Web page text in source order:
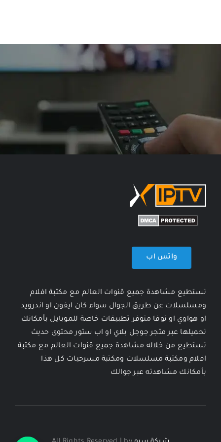
واتس اب
تستطيع مشاهدة جميع قنوات العالم مع مكتبة افلام
ومسلسلات عن طريق الجوال سواء كان ايفون او اندرويد
او هواوي او نوفا متوفر تطبيقات خاصة للموبايل بأمكانك
تحميلها عبر متجر جوجل بلاي او اب ستور محتوى حديث
تستطيع من خلاله مشاهدة جميع قنوات العالم مع مكتبة
افلام ومكتبة مسلسلات ومكتبة مسرحيات كل هذا
بأمكانك مشاهدته عبر جوالك